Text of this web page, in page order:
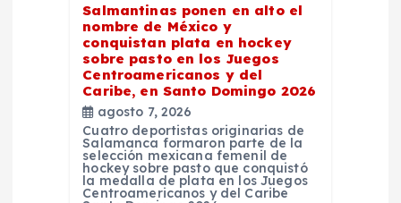
Salmantinas ponen en alto el
nombre de México y
conquistan plata en hockey
sobre pasto en los Juegos
Centroamericanos y del
Caribe, en Santo Domingo 2026
agosto 7, 2026
Cuatro deportistas originarias de
Salamanca formaron parte de la
selección mexicana femenil de
hockey sobre pasto que conquistó
la medalla de plata en los Juegos
Centroamericanos y del Caribe